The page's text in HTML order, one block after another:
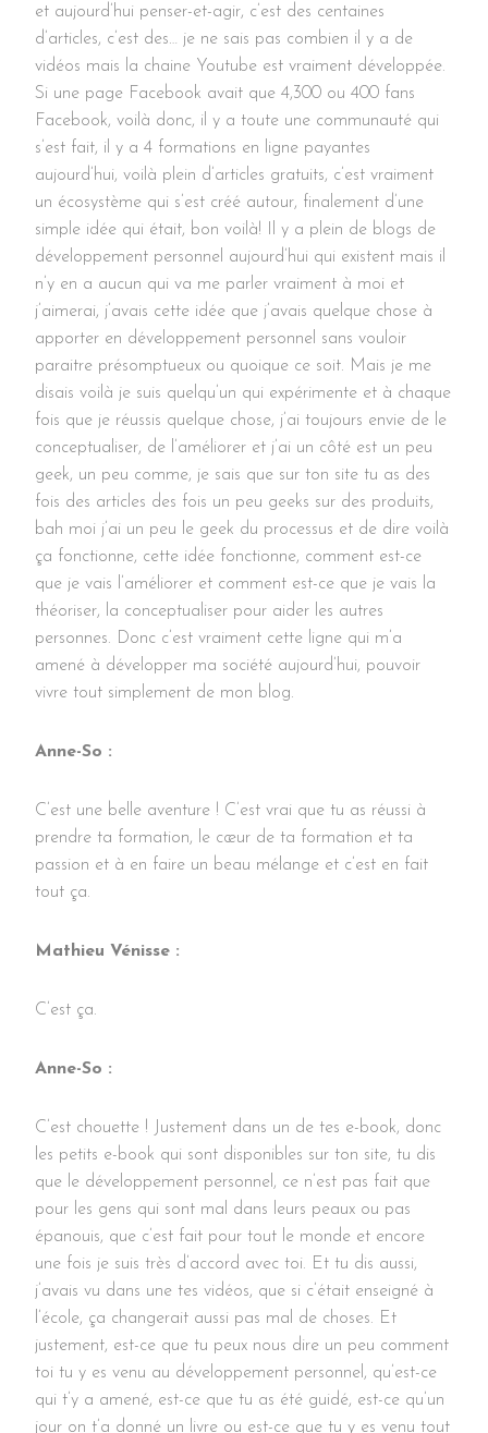
et aujourd’hui penser-et-agir, c’est des centaines
d’articles, c’est des… je ne sais pas combien il y a de
vidéos mais la chaine Youtube est vraiment développée.
Si une page Facebook avait que 4,300 ou 400 fans
Facebook, voilà donc, il y a toute une communauté qui
s’est fait, il y a 4 formations en ligne payantes
aujourd’hui, voilà plein d’articles gratuits, c’est vraiment
un écosystème qui s’est créé autour, finalement d’une
simple idée qui était, bon voilà! Il y a plein de blogs de
développement personnel aujourd’hui qui existent mais il
n’y en a aucun qui va me parler vraiment à moi et
j’aimerai, j’avais cette idée que j’avais quelque chose à
apporter en développement personnel sans vouloir
paraitre présomptueux ou quoique ce soit. Mais je me
disais voilà je suis quelqu’un qui expérimente et à chaque
fois que je réussis quelque chose, j’ai toujours envie de le
conceptualiser, de l’améliorer et j’ai un côté est un peu
geek, un peu comme, je sais que sur ton site tu as des
fois des articles des fois un peu geeks sur des produits,
bah moi j’ai un peu le geek du processus et de dire voilà
ça fonctionne, cette idée fonctionne, comment est-ce
que je vais l’améliorer et comment est-ce que je vais la
théoriser, la conceptualiser pour aider les autres
personnes. Donc c’est vraiment cette ligne qui m’a
amené à développer ma société aujourd’hui, pouvoir
vivre tout simplement de mon blog.
Anne-So :
C’est une belle aventure ! C’est vrai que tu as réussi à
prendre ta formation, le cœur de ta formation et ta
passion et à en faire un beau mélange et c’est en fait
tout ça.
Mathieu Vénisse :
C’est ça.
Anne-So :
C’est chouette ! Justement dans un de tes e-book, donc
les petits e-book qui sont disponibles sur ton site, tu dis
que le développement personnel, ce n’est pas fait que
pour les gens qui sont mal dans leurs peaux ou pas
épanouis, que c’est fait pour tout le monde et encore
une fois je suis très d’accord avec toi. Et tu dis aussi,
j’avais vu dans une tes vidéos, que si c’était enseigné à
l’école, ça changerait aussi pas mal de choses. Et
justement, est-ce que tu peux nous dire un peu comment
toi tu y es venu au développement personnel, qu’est-ce
qui t’y a amené, est-ce que tu as été guidé, est-ce qu’un
jour on t’a donné un livre ou est-ce que tu y es venu tout